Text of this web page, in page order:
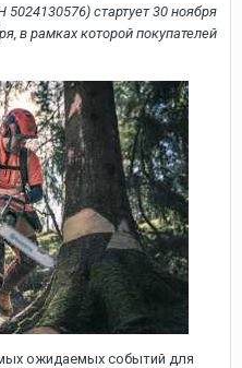
стартует 30 ноября
в рамках которой покупателей
ожидаемых событий для